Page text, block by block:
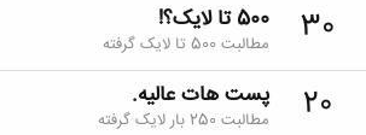
30 500 تا لایک؟!
مطالبت 500 تا لایک گرفته
20 پست هات عالیه.
مطالبت 250 بار لایک گرفته